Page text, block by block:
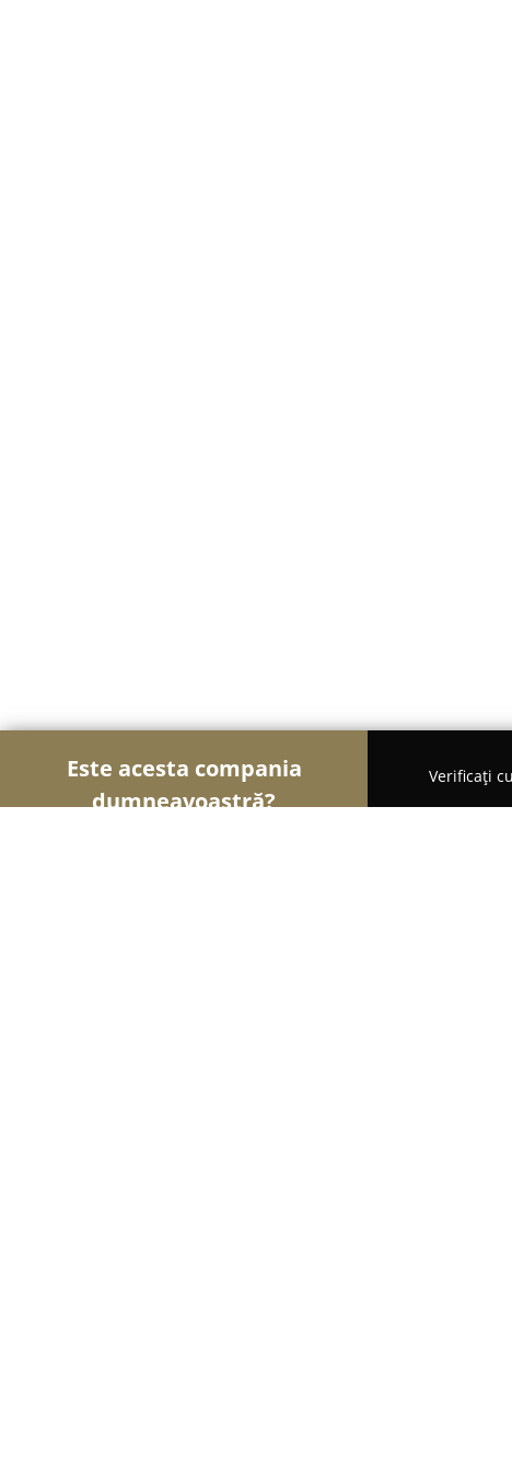
Este acesta compania
dumneavoastră?
Verificați